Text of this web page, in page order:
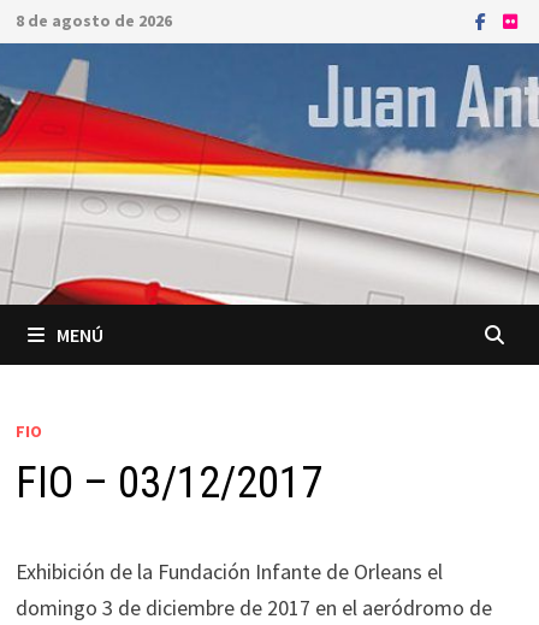
Saltar
al
contenido
8 de agosto de 2026
MENÚ
FIO
FIO – 03/12/2017
Exhibición de la Fundación Infante de Orleans el
domingo 3 de diciembre de 2017 en el aeródromo de